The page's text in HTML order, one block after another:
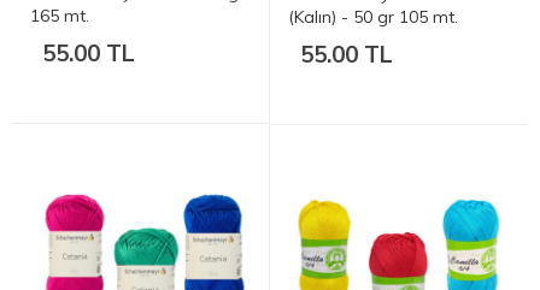
165 mt.
55.00 TL
(Kalın) - 50 gr 105 mt.
55.00 TL